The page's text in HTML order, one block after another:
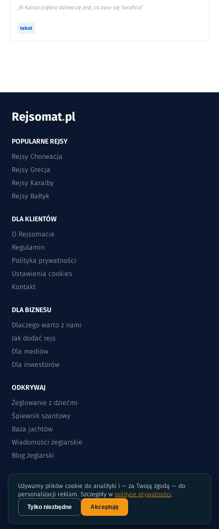
Używamy plików cookie do analityki i — za Twoją zgodą — do
personalizacji reklam. Szczegóły w polityce prywatności.
Tylko niezbędne Akceptuję
„W Kairze piękne dziewczę jest, co zwie się Serafina”
tekst
Rejsomat.pl
POPULARNE REJSY
Rejsy Chorwacja
Rejsy Grecja
Rejsy Karaiby
Rejsy Bałtyk
DLA KLIENTÓW
O Rejsomacie
Regulamin
Polityka prywatności
Ustawienia cookies
Kontakt
DLA BIZNESU
Dlaczego warto z nami
Jak dodać rejs
Dla mediów
Dla inwestorów
ODKRYWAJ
Żeglowanie z dziećmi
Śpiewnik szantowy
Baza jachtów
Wiadomości żeglarskie
Blog żeglarski
©2015-2026 Rejsomat.pl